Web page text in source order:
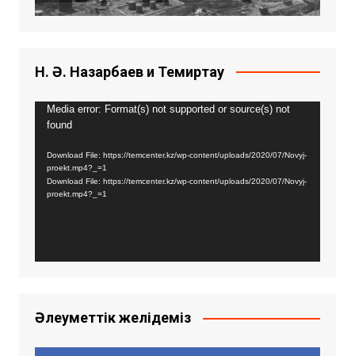
Н. Ә. Назарбаев и Темиртау
Видео
плейер
Media error: Format(s) not supported or source(s) not
found
Download File: https://temcenter.kz/wp-content/uploads/2020/07/Novyj-
proekt.mp4?_=1
Download File: https://temcenter.kz/wp-content/uploads/2020/07/Novyj-
proekt.mp4?_=1
Әлеуметтік желідеміз